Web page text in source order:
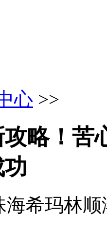
心 >>
略！苦
海希玛林